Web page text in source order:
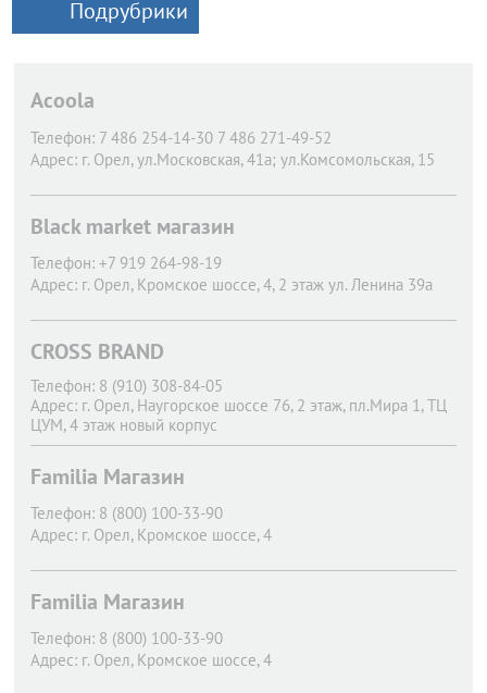
Подрубрики
Acoola
Телефон: 7 486 254-14-30 7 486 271-49-52
Адрес: г. Орел, ул.Московская, 41а; ул.Комсомольская, 15
Black market магазин
Телефон: +7 919 264-98-19
Адрес: г. Орел, Кромское шоссе, 4, 2 этаж ул. Ленина 39а
CROSS BRAND
Телефон: 8 (910) 308-84-05
Адрес: г. Орел, Наугорское шоссе 76, 2 этаж, пл.Мира 1, ТЦ
ЦУМ, 4 этаж новый корпус
Familia Магазин
Телефон: 8 (800) 100-33-90
Адрес: г. Орел, Кромское шоссе, 4
Familia Магазин
Телефон: 8 (800) 100-33-90
Адрес: г. Орел, Кромское шоссе, 4